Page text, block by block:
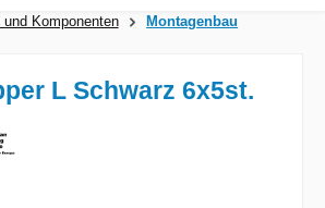
und Komponenten Montagenbau
L Schwarz 6x5st.